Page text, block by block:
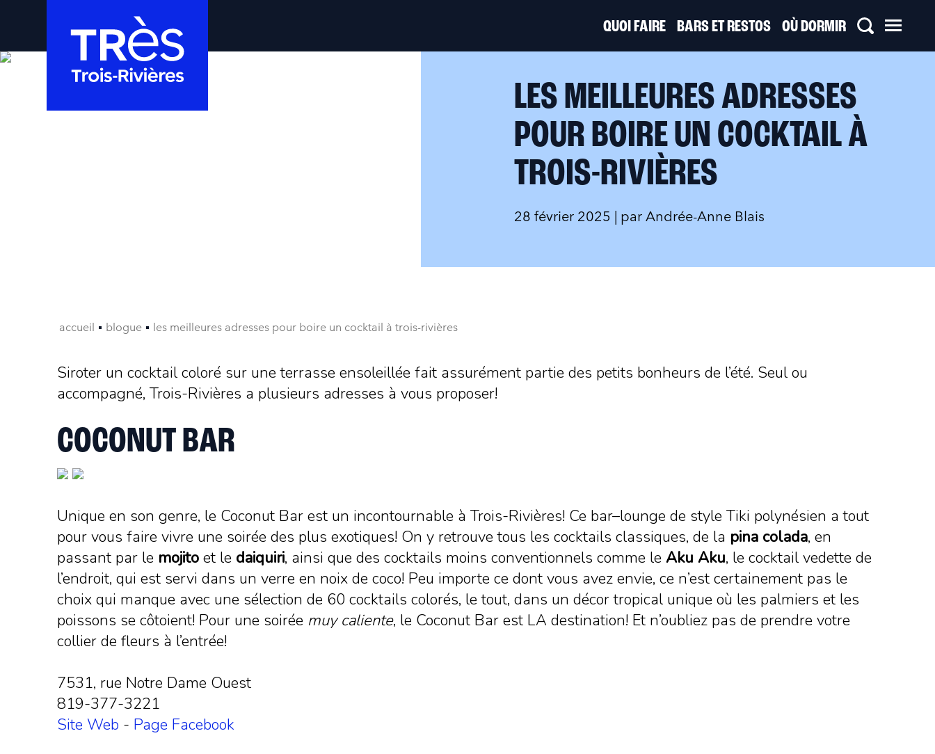
QUOI FAIRE BARS ET RESTOS OÙ DORMIR
LES MEILLEURES ADRESSES
POUR BOIRE UN COCKTAIL À
TROIS-RIVIÈRES
28 février 2025 | parAndrée-Anne Blais
accueil blogue les meilleures adresses pour boire un cocktail à trois-rivières
Siroter un cocktail coloré sur une terrasse ensoleillée fait assurément partie des petits bonheurs de l’été. Seul ou
accompagné, Trois-Rivières a plusieurs adresses à vous proposer!
COCONUT BAR
Unique en son genre, le Coconut Bar est un incontournable à Trois-Rivières! Ce bar–lounge de style Tiki polynésien a tout
pour vous faire vivre une soirée des plus exotiques! On y retrouve tous les cocktails classiques, de la pina colada, en
passant par le mojito et le daiquiri, ainsi que des cocktails moins conventionnels comme le Aku Aku, le cocktail vedette de
l’endroit, qui est servi dans un verre en noix de coco! Peu importe ce dont vous avez envie, ce n’est certainement pas le
choix qui manque avec une sélection de 60 cocktails colorés, le tout, dans un décor tropical unique où les palmiers et les
poissons se côtoient! Pour une soirée muy caliente, le Coconut Bar est LA destination! Et n’oubliez pas de prendre votre
collier de fleurs à l’entrée!
7531, rue Notre Dame Ouest
819-377-3221
Site Web - Page Facebook